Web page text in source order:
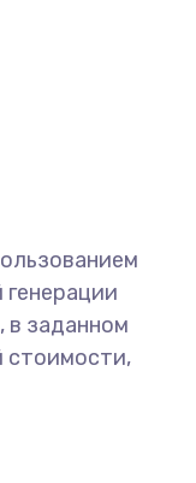
в заданном
стоимости,